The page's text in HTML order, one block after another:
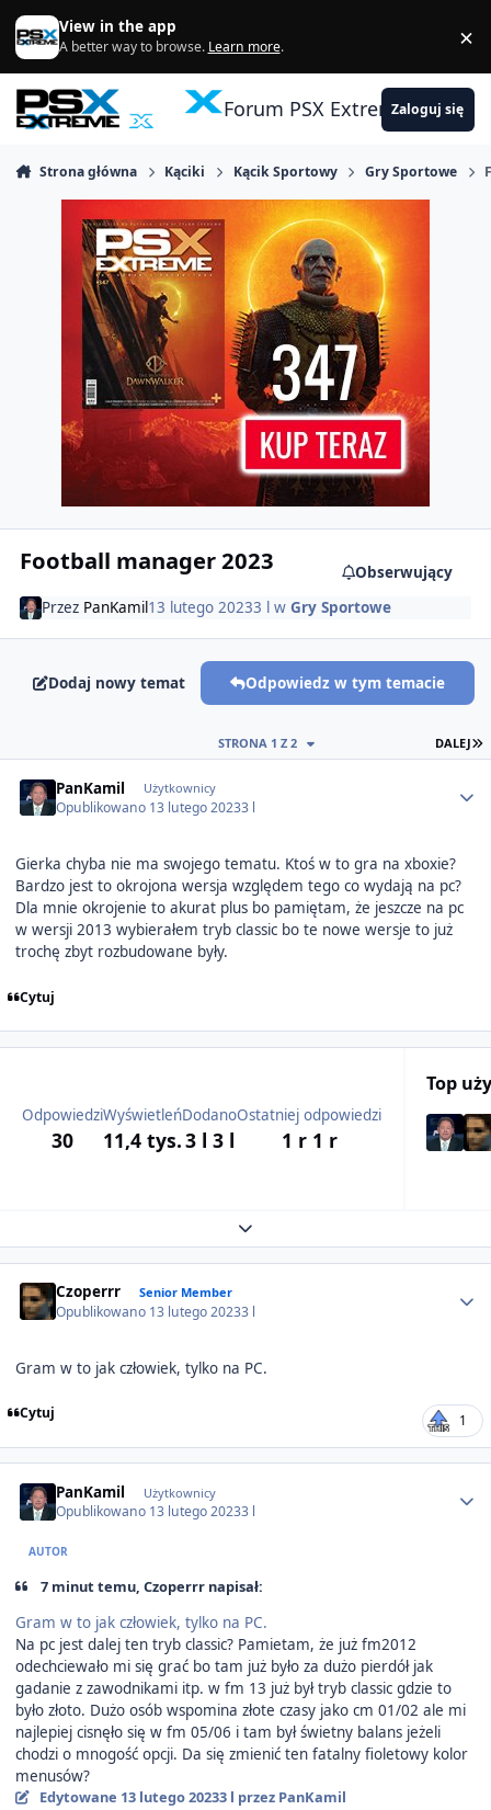
Skocz do zawartości
View in the app
A better way to browse. Learn more. ×
Forum PSX ExtremeZaloguj się
Strona główna Kąciki Kącik Sportowy Gry Sportowe
Football manager 2023
Obserwujący
Przez PanKamil13 lutego 20233 l w Gry Sportowe
Dodaj nowy temat Odpowiedz w tym temacie
DALEJ
STRONA 1 Z 2
PanKamil Użytkownicy
Opublikowano 13 lutego 20233 l
Gierka chyba nie ma swojego tematu. Ktoś w to gra na xboxie?
Bardzo jest to okrojona wersja względem tego co wydają na pc?
Dla mnie okrojenie to akurat plus bo pamiętam, że jeszcze na pc
w wersji 2013 wybierałem tryb classic bo te nowe wersje to już
trochę zbyt rozbudowane były.
Cytuj
Odpowiedzi
30
Wyświetleń
11,4 tys.
Dodano
3 l 3 l
Ostatniej odpowiedzi
1 r 1 r
Top
Expand topic overview
Czoperrr Senior Member
Opublikowano 13 lutego 20233 l
Gram w to jak człowiek, tylko na PC.
Cytuj 1
PanKamil Użytkownicy
Opublikowano 13 lutego 20233 l
AUTOR
7 minut temu, Czoperrr napisał:
Gram w to jak człowiek, tylko na PC.
Na pc jest dalej ten tryb classic? Pamietam, że już fm2012
odechciewało mi się grać bo tam już było za dużo pierdół jak
gadanie z zawodnikami itp. w fm 13 już był tryb classic gdzie to
było złoto. Dużo osób wspomina złote czasy jako cm 01/02 ale mi
najlepiej cisnęło się w fm 05/06 i tam był świetny balans jeżeli
chodzi o mnogość opcji. Da się zmienić ten fatalny fioletowy kolor
menusów?
Edytowane 13 lutego 20233 l przez PanKamil